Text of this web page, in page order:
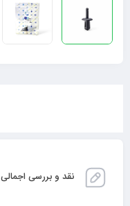
نقد و بررسی اجمالی